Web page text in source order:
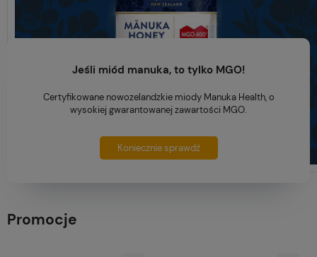
Jeśli miód manuka, to tylko MGO!
Certyfikowane nowozelandzkie miody Manuka Health, o
wysokiej gwarantowanej zawartości MGO.
Koniecznie sprawdź
Promocje